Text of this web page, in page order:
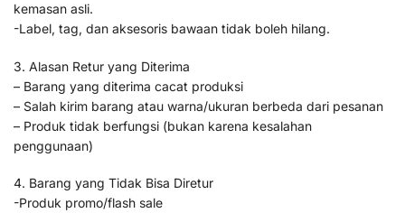
kemasan asli.
-Label, tag, dan aksesoris bawaan tidak boleh hilang.
3. Alasan Retur yang Diterima
– Barang yang diterima cacat produksi
– Salah kirim barang atau warna/ukuran berbeda dari pesanan
– Produk tidak berfungsi (bukan karena kesalahan
penggunaan)
4. Barang yang Tidak Bisa Diretur
-Produk promo/flash sale